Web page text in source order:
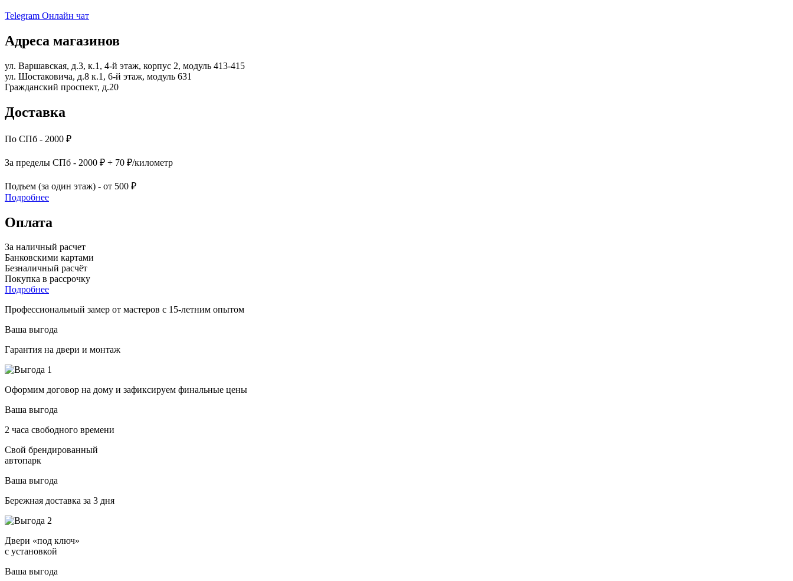
Telegram Онлайн чат
Адреса магазинов
ул. Варшавская, д.3, к.1, 4-й этаж, корпус 2, модуль 413-415
ул. Шостаковича, д.8 к.1, 6-й этаж, модуль 631
Гражданский проспект, д.20
Доставка
По СПб - 2000 ₽
За пределы СПб - 2000 ₽ + 70 ₽/километр
Подъем (за один этаж) - от 500 ₽
Подробнее
Оплата
За наличный расчет
Банковскими картами
Безналичный расчёт
Покупка в рассрочку
Подробнее
Профессиональный замер от мастеров с 15-летним опытом
Ваша выгода
Гарантия на двери и монтаж
Оформим договор на дому и зафиксируем финальные цены
Ваша выгода
2 часа свободного времени
Свой брендированный
автопарк
Ваша выгода
Бережная доставка за 3 дня
Двери «под ключ»
с установкой
Ваша выгода